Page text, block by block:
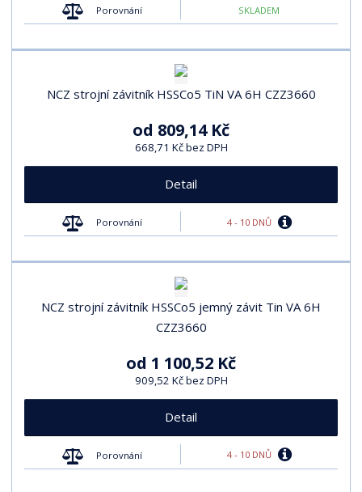
Porovnání SKLADEM
NCZ strojní závitník HSSCo5 TiN VA 6H CZZ3660
od 809,14 Kč
668,71 Kč bez DPH
Detail
Porovnání 4 - 10 DNŮ
NCZ strojní závitník HSSCo5 jemný závit Tin VA 6H
CZZ3660
od 1 100,52 Kč
909,52 Kč bez DPH
Detail
Porovnání 4 - 10 DNŮ